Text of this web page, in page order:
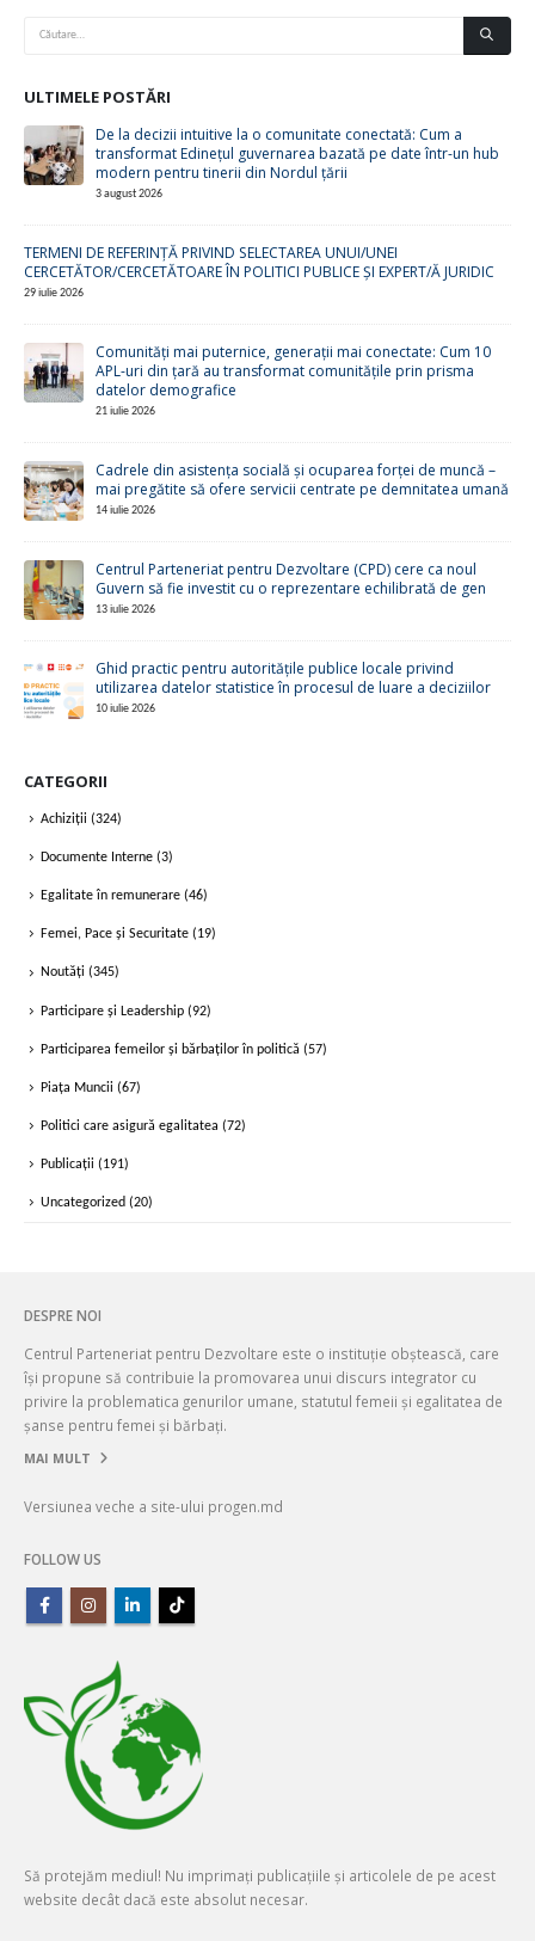
ULTIMELE POSTĂRI
De la decizii intuitive la o comunitate conectată: Cum a
transformat Edinețul guvernarea bazată pe date într-un hub
modern pentru tinerii din Nordul țării
3 august 2026
TERMENI DE REFERINȚĂ PRIVIND SELECTAREA UNUI/UNEI
CERCETĂTOR/CERCETĂTOARE ÎN POLITICI PUBLICE ȘI EXPERT/Ă JURIDIC
29 iulie 2026
Comunități mai puternice, generații mai conectate: Cum 10
APL-uri din țară au transformat comunitățile prin prisma
datelor demografice
21 iulie 2026
Cadrele din asistența socială și ocuparea forței de muncă –
mai pregătite să ofere servicii centrate pe demnitatea umană
14 iulie 2026
Centrul Parteneriat pentru Dezvoltare (CPD) cere ca noul
Guvern să fie investit cu o reprezentare echilibrată de gen
13 iulie 2026
Ghid practic pentru autoritățile publice locale privind
utilizarea datelor statistice în procesul de luare a deciziilor
10 iulie 2026
CATEGORII
Achiziții (324)
Documente Interne (3)
Egalitate în remunerare (46)
Femei, Pace și Securitate (19)
Noutăți (345)
Participare și Leadership (92)
Participarea femeilor și bărbaților în politică (57)
Piața Muncii (67)
Politici care asigură egalitatea (72)
Publicații (191)
Uncategorized (20)
DESPRE NOI
Centrul Parteneriat pentru Dezvoltare este o instituție obștească, care
își propune să contribuie la promovarea unui discurs integrator cu
privire la problematica genurilor umane, statutul femeii și egalitatea de
șanse pentru femei și bărbați.
MAI MULT
Versiunea veche a site-ului progen.md
FOLLOW US
Să protejăm mediul! Nu imprimați publicațiile și articolele de pe acest
website decât dacă este absolut necesar.